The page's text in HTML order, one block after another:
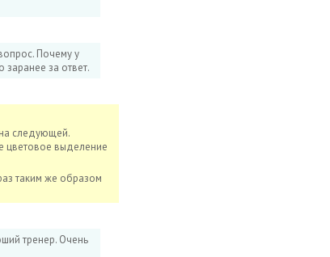
Почему у
за ответ.
следующей.
цветовое выделение
таким же образом
тренер. Очень